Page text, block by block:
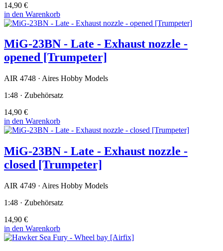
14,90 €
in den Warenkorb
MiG-23BN - Late - Exhaust nozzle -
opened [Trumpeter]
AIR 4748 · Aires Hobby Models
1:48 · Zubehörsatz
14,90 €
in den Warenkorb
MiG-23BN - Late - Exhaust nozzle -
closed [Trumpeter]
AIR 4749 · Aires Hobby Models
1:48 · Zubehörsatz
14,90 €
in den Warenkorb